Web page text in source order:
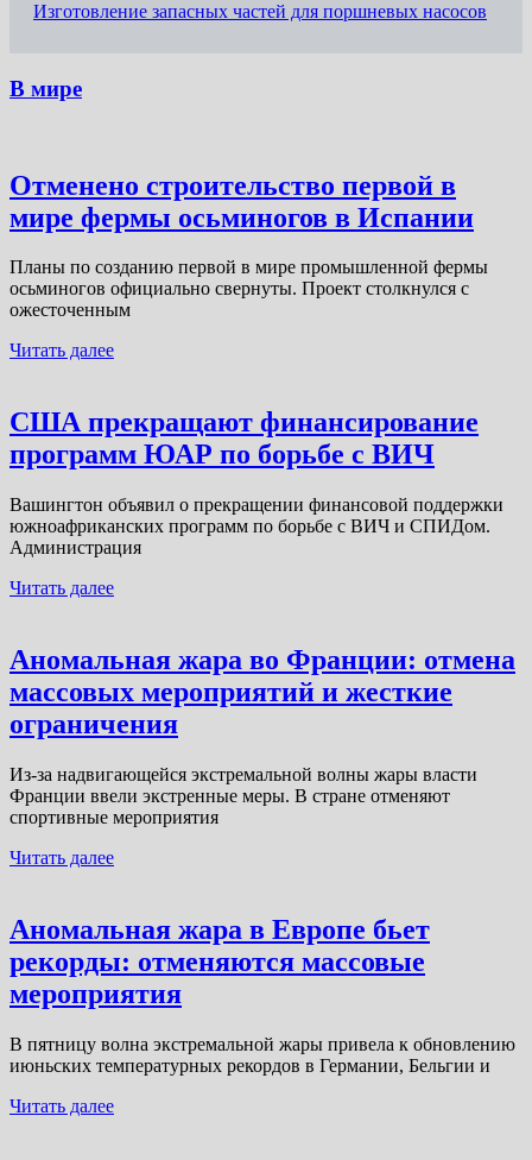
Изготовление запасных частей для поршневых насосов
В мире
Отменено строительство первой в
мире фермы осьминогов в Испании
Планы по созданию первой в мире промышленной фермы
осьминогов официально свернуты. Проект столкнулся с
ожесточенным
Читать далее
США прекращают финансирование
программ ЮАР по борьбе с ВИЧ
Вашингтон объявил о прекращении финансовой поддержки
южноафриканских программ по борьбе с ВИЧ и СПИДом.
Администрация
Читать далее
Аномальная жара во Франции: отмена
массовых мероприятий и жесткие
ограничения
Из-за надвигающейся экстремальной волны жары власти
Франции ввели экстренные меры. В стране отменяют
спортивные мероприятия
Читать далее
Аномальная жара в Европе бьет
рекорды: отменяются массовые
мероприятия
В пятницу волна экстремальной жары привела к обновлению
июньских температурных рекордов в Германии, Бельгии и
Читать далее